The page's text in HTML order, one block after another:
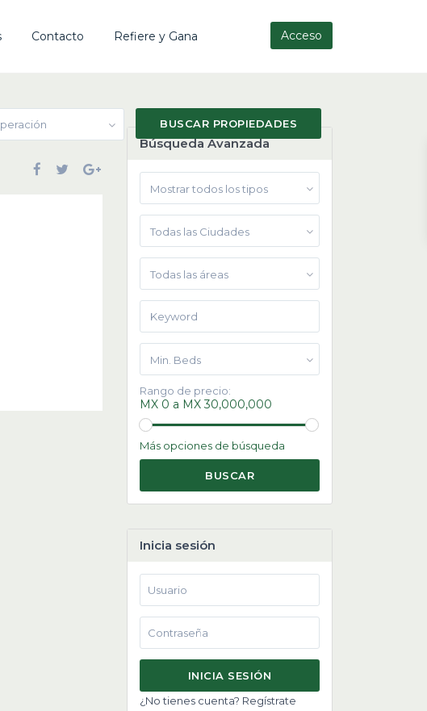
Acceso
Contacto Refiere y Gana
Búsqueda Avanzada
Mostrar todos los tipos
Todas las Ciudades
Todas las áreas
Min. Beds
Rango de precio:
MX 0 a MX 30,000,000
Más opciones de búsqueda
BUSCAR
Inicia sesión
INICIA SESIÓN
¿No tienes cuenta? Regístrate